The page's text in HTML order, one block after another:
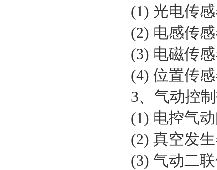
(1) 光电传
(2) 电感传
(3) 电磁传
(4) 位置传
3、气动控
(1) 电控气
(2) 真空发
(3) 气动二